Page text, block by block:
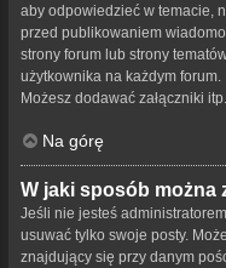
aby odpowiedzieć w temacie,
przed publikowaniem
strony forum lub strony
użytkownika na każdym forum.
Możesz dodawać załączniki itp.
Na górę
W jaki sposób można
Jeśli nie jesteś
usuwać tylko swoje posty.
znajdujący się przy danym